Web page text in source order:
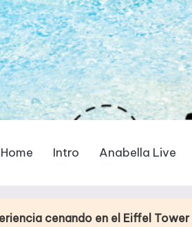
Home Intro Anabella Live
el Eiffel Tower Restaurant – Las